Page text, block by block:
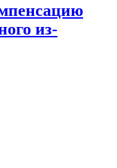
из-